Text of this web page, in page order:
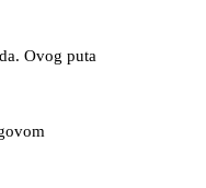
Ovog puta